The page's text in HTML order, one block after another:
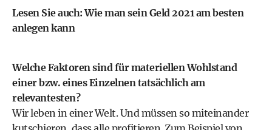
Lesen Sie auch:Wie man sein Geld 2021 am besten
anlegen kann
Welche Faktoren sind für materiellen Wohlstand
einer bzw. eines Einzelnen tatsächlich am
relevantesten?
Wir leben in einer Welt. Und müssen so miteinander